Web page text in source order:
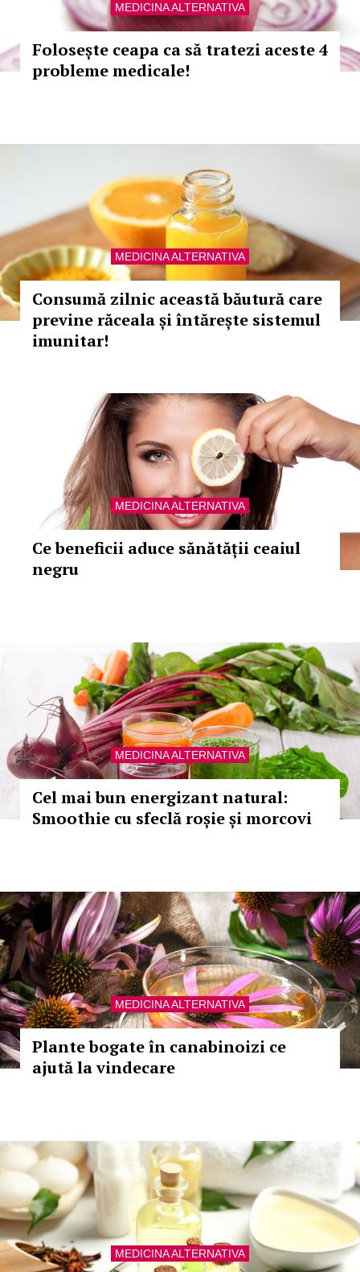
MEDICINA ALTERNATIVA
Folosește ceapa ca să tratezi aceste 4
probleme medicale!
MEDICINA ALTERNATIVA
Consumă zilnic această băutură care
previne răceala și întărește sistemul
imunitar!
MEDICINA ALTERNATIVA
Ce beneficii aduce sănătății ceaiul
negru
MEDICINA ALTERNATIVA
Cel mai bun energizant natural:
Smoothie cu sfeclă roșie și morcovi
MEDICINA ALTERNATIVA
Plante bogate în canabinoizi ce
ajută la vindecare
MEDICINA ALTERNATIVA